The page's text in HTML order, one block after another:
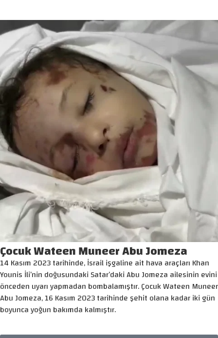
Çocuk Wateen Muneer Abu Jomeza
14 Kasım 2023 tarihinde, İsrail işgaline ait hava araçları Khan
Younis İli’nin doğusundaki Satar’daki Abu Jomeza ailesinin evini
önceden uyarı yapmadan bombalamıştır. Çocuk Wateen Muneer
Abu Jomeza, 16 Kasım 2023 tarihinde şehit olana kadar iki gün
boyunca yoğun bakımda kalmıştır.